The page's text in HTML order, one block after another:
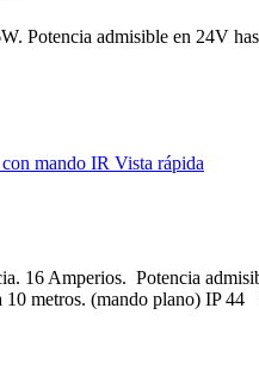
admisible en 24V
Vista rápida
16 Amperios. Potencia
10 metros. (mando plano) IP